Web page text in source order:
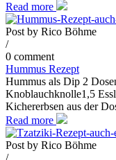
Read more
Post by Rico Böhme
/
0 comment
Hummus Rezept
Hummus als Dip 2
Knoblauchknolle1,5
Kichererbsen aus der
Read more
Post by Rico Böhme